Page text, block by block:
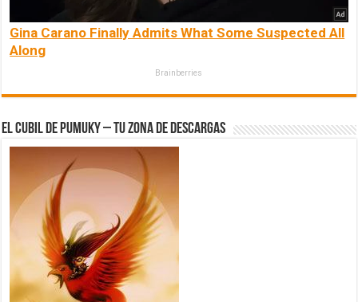
Gina Carano Finally Admits What Some Suspected All
Along
Brainberries
El Cubil de Pumuky – Tu zona de Descargas